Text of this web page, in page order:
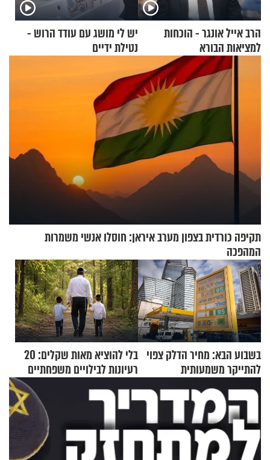
הרב אייל אונגר - הוכחות
למציאות הבורא
יש לי מושג עם עודד הרוש -
נטילת ידיים
תקיפה כורדית בצפון מערב איראן: חוסלו אנשי משמרות
המהפכה
בשבוע הבא: מחיר הדלק צפוי
להתייקר משמעותית
בלי להוציא מאות שקלים: 20
רעיונות לבילויים משפחתיים
כמעט בחינם